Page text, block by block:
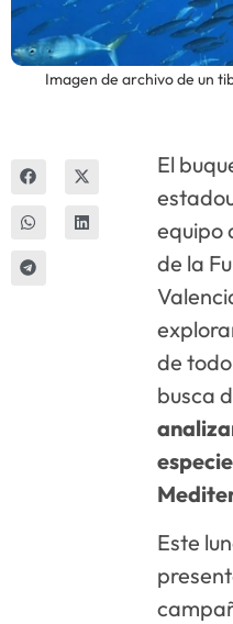
Imagen de archivo de un
El
equipo
de la
de
busca
Este